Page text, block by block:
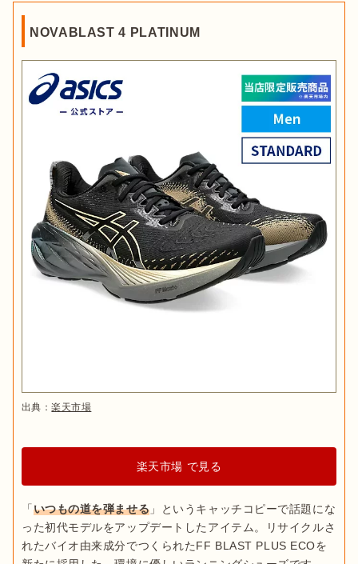
NOVABLAST 4 PLATINUM
出典：楽天市場
楽天市場 で見る
「いつもの道を弾ませる 」というキャッチコピーで話題にな
った初代モデルをアップデートしたアイテム。リサイクルさ
れたバイオ由来成分でつくられたFF BLAST PLUS ECOを